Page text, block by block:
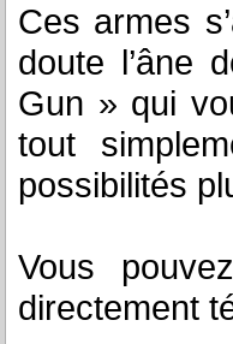
Ces armes
doute l’âne
Gun » qui
tout
possibilités
Vous
directement